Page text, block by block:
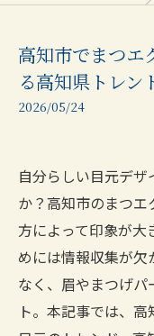
高知市でまつエ
る高知県トレン
2026/05/24
自分らしい目元デ
か？高知市のまつ
方によって印象が
めには情報収集が
なく、眉やまつげ
ト。本記事では、